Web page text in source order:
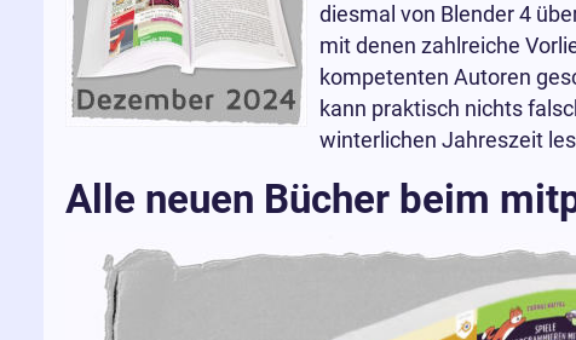
diesmal von Blender 4
mit denen zahlreiche
kompetenten Autoren
kann praktisch nichts
winterlichen Jahreszeit
Alle neuen Bücher beim